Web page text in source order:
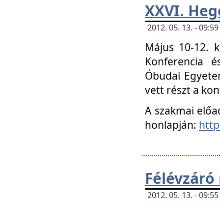
XXVI.
2012. 05. 13. -
Május 10-12.
Konferencia
Óbudai
vett részt a
A szakmai
honlapján:
2012. 05. 13. -